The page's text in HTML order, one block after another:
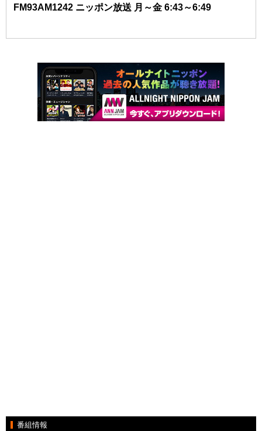
FM93AM1242 ニッポン放送 月～金 6:43～6:49
番組情報